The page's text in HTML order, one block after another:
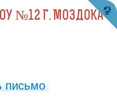
№12 Г. МОЗДОКА
письмо